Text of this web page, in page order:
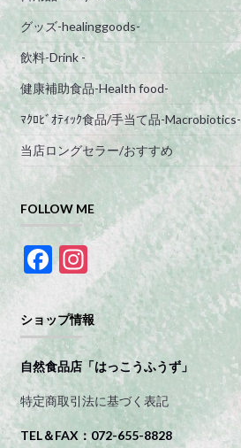
グッズ-healinggoods-
飲料-Drink -
健康補助食品-Health food-
ﾏｸﾛﾋﾞｵﾃｨｯｸ食品/手当て品-Macrobiotics-
当店ロングセラー/おすすめ
FOLLOW ME
F
e
b
o
o
k
In
st
a
gr
a
m
ショップ情報
自然食品店「はっこうふうず」
特定商取引法に基づく表記
TEL＆FAX：072-655-8828